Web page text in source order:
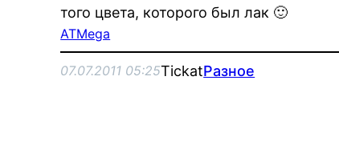
того цвета, которого был лак 🙂
ATMega
07.07.2011 05:25TickatРазное